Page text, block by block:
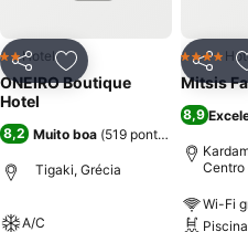
PartilharAdicionar aos
2 Estrelas
Hotel
ONEIRO Boutique
Hotel
8,2 Muito boa (519 pontuações
Tigaki, Grécia
A/C
4 Estrelas
Mitsis
8,9
Centro
Wi-Fi
Piscina